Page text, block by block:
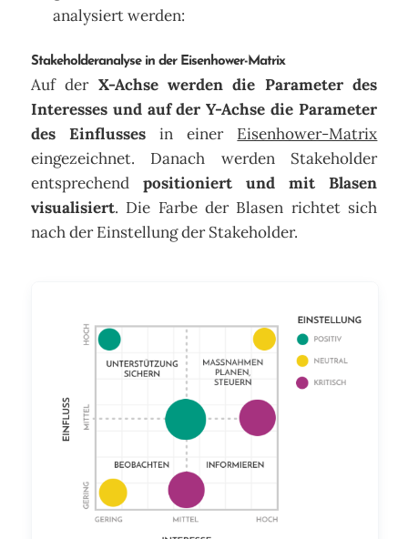
analysiert werden:
Stakeholderanalyse in der Eisenhower-Matrix
Auf der X-Achse werden die Parameter des
Interesses und auf der Y-Achse die Parameter
des Einflussesin einer Eisenhower-Matrix
eingezeichnet. Danach werden Stakeholder
entsprechend positioniert und mit Blasen
visualisiert. Die Farbe der Blasen richtet sich
nach der Einstellung der Stakeholder.